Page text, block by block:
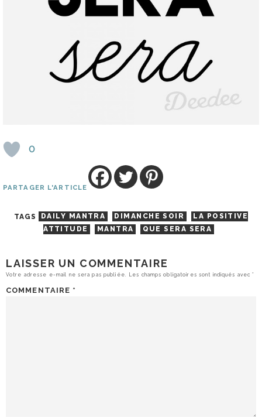
0
PARTAGER L'ARTICLE
TAGS DAILY MANTRA DIMANCHE SOIR
LA POSITIVE
ATTITUDE
MANTRA QUE SERA SERA
LAISSER UN COMMENTAIRE
Votre adresse e-mail ne sera pas publiée. Les champs obligatoires sont indiqués avec*
COMMENTAIRE *